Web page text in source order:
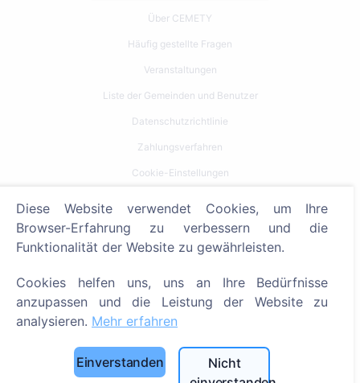
Über CEMETY
Häufig gestellte Fragen
Veranstaltungen
Liste der Gemeinden und Benutzer
Datenschutzrichtlinie
Zahlungsverfahren
Cookie-Einstellungen
Suche
Bestattete suchen
Dienstleistungen
SIA "CEMETY", LV40103618951
Diese Website verwendet Cookies, um Ihre
Browser-Erfahrung zu verbessern und die
Funktionalität der Website zu gewährleisten.
Cookies helfen uns, uns an Ihre Bedürfnisse
anzupassen und die Leistung der Website zu
analysieren. Mehr erfahren
Einverstanden
Nicht